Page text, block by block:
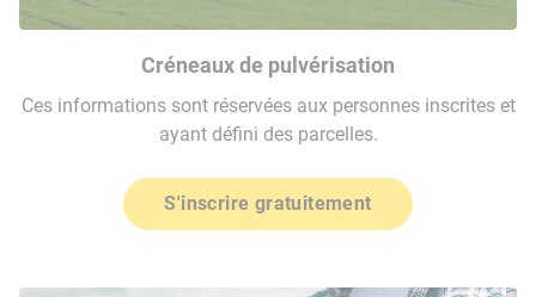
Créneaux de pulvérisation
Ces informations sont réservées aux personnes inscrites et
ayant défini des parcelles.
S'inscrire gratuitement